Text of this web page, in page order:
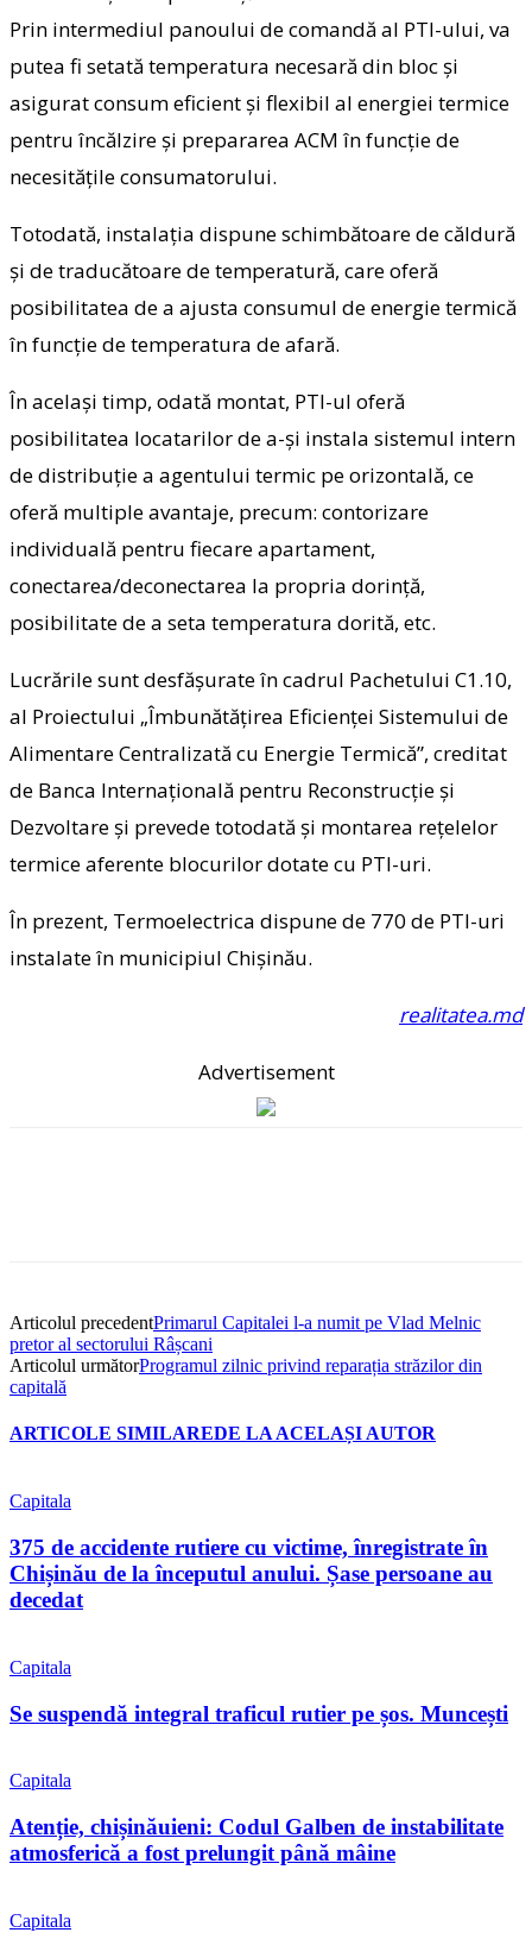
Prin intermediul panoului de comandă al PTI-ului, va
putea fi setată temperatura necesară din bloc și
asigurat consum eficient și flexibil al energiei termice
pentru încălzire și prepararea ACM în funcție de
necesitățile consumatorului.
Totodată, instalația dispune schimbătoare de căldură
și de traducătoare de temperatură, care oferă
posibilitatea de a ajusta consumul de energie termică
în funcție de temperatura de afară.
În același timp, odată montat, PTI-ul oferă
posibilitatea locatarilor de a-și instala sistemul intern
de distribuție a agentului termic pe orizontală, ce
oferă multiple avantaje, precum: contorizare
individuală pentru fiecare apartament,
conectarea/deconectarea la propria dorință,
posibilitate de a seta temperatura dorită, etc.
Lucrările sunt desfășurate în cadrul Pachetului C1.10,
al Proiectului „Îmbunătățirea Eficienței Sistemului de
Alimentare Centralizată cu Energie Termică”, creditat
de Banca Internațională pentru Reconstrucție și
Dezvoltare și prevede totodată și montarea rețelelor
termice aferente blocurilor dotate cu PTI-uri.
În prezent, Termoelectrica dispune de 770 de PTI-uri
instalate în municipiul Chișinău.
realitatea.md
Advertisement
Articolul precedentPrimarul Capitalei l-a numit pe Vlad Melnic
pretor al sectorului Râșcani
Articolul următorProgramul zilnic privind reparația străzilor din
capitală
ARTICOLE SIMILAREDE LA ACELAȘI AUTOR
Capitala
375 de accidente rutiere cu victime, înregistrate în
Chișinău de la începutul anului. Șase persoane au
decedat
Capitala
Se suspendă integral traficul rutier pe șos. Muncești
Capitala
Atenție, chișinăuieni: Codul Galben de instabilitate
atmosferică a fost prelungit până mâine
Capitala